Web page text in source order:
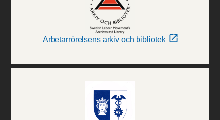
Arbetarrörelsens arkiv och bibliotek